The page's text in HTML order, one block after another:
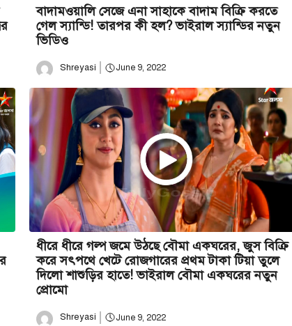
বাদামওয়ালি সেজে এনা সাহাকে বাদাম বিক্রি করতে
গেল স্যান্ডি! তারপর কী হল? ভাইরাল স্যান্ডির নতুন
ভিডিও
Shreyasi June 9, 2022
ধীরে ধীরে গল্প জমে উঠছে বৌমা একঘরের, জুস বিক্রি
করে সৎপথে খেটে রোজগারের প্রথম টাকা টিয়া তুলে
দিলো শাশুড়ির হাতে! ভাইরাল বৌমা একঘরের নতুন
প্রোমো
Shreyasi June 9, 2022